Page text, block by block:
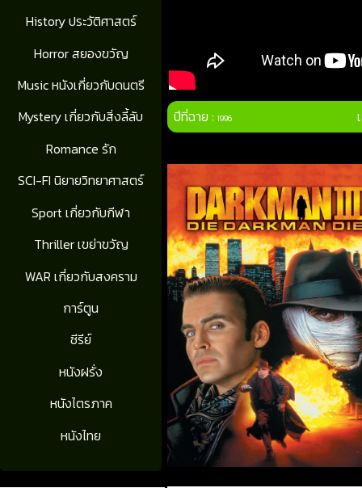
History ประวัติศาสตร์
Horror สยองขวัญ
Music หนังเกี่ยวกับดนตรี
Mystery เกี่ยวกับสิ่งลี้ลับ
Romance รัก
SCI-FI นิยายวิทยาศาสตร์
Sport เกี่ยวกับกีฬา
Thriller เขย่าขวัญ
WAR เกี่ยวกับสงคราม
การ์ตูน
ซีรีย์
หนังฝรั่ง
หนังไตรภาค
หนังไทย
ปีที่ฉาย :1996